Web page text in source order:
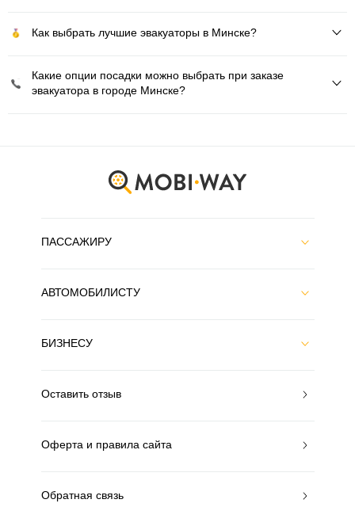
Как выбрать лучшие эвакуаторы в Минске?
Какие опции посадки можно выбрать при заказе
эвакуатора в городе Минске?
ПАССАЖИРУ
АВТОМОБИЛИСТУ
БИЗНЕСУ
Оставить отзыв
Оферта и правила сайта
Обратная связь